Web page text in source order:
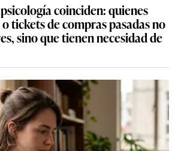
coinciden: quienes
tickets de compras pasadas no
sino que tienen necesidad de